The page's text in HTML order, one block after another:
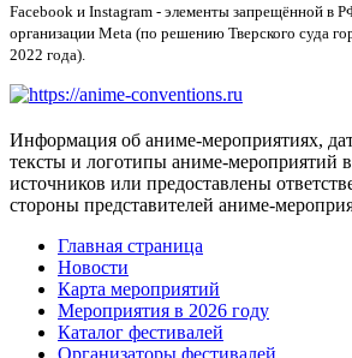
Facebook и Instagram - элементы запрещённой в
организации Meta (по решению Тверского суда
2022 года).
Информация об аниме-мероприятиях,
тексты и логотипы аниме-мероприятий
источников или предоставлены
стороны представителей аниме-
Главная страница
Новости
Карта мероприятий
Мероприятия в 2026 году
Каталог фестивалей
Организаторы фестивалей